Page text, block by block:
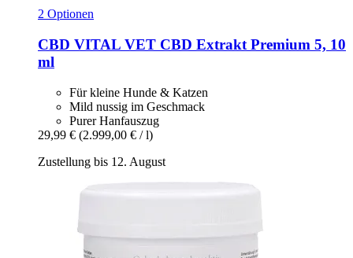
2 Optionen
CBD VITAL VET CBD Extrakt Premium 5, 10
ml
Für kleine Hunde & Katzen
Mild nussig im Geschmack
Purer Hanfauszug
29,99 € (2.999,00 € / l)
Zustellung bis 12. August